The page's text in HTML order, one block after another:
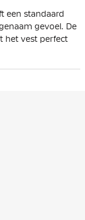
een standaard
gevoel. De
het vest perfect